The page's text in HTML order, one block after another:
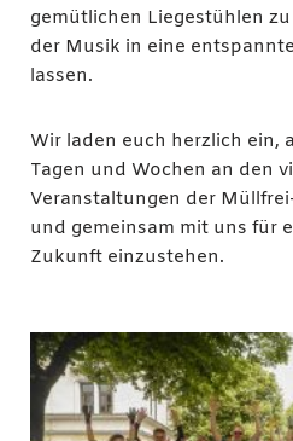
gemütlichen Liegestühlen
der Musik in eine
lassen.
Wir laden euch herzlich ein,
Tagen und Wochen an den
Veranstaltungen der
und gemeinsam mit uns für
Zukunft einzustehen.